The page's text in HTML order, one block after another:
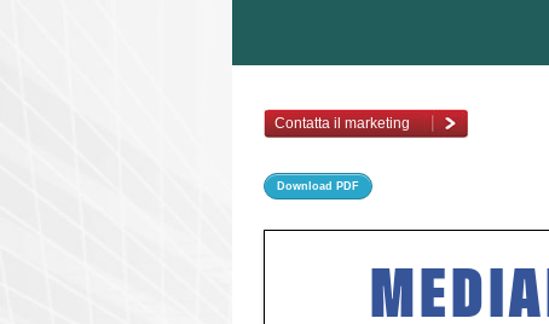
Contatta il marketing
Download PDF